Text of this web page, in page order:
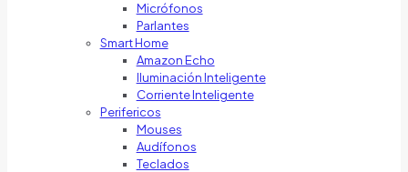
Micrófonos
Parlantes
Smart Home
Amazon Echo
Iluminación Inteligente
Corriente Inteligente
Perifericos
Mouses
Audífonos
Teclados